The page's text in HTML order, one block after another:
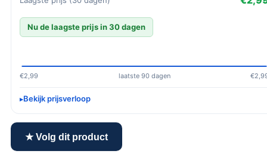
Nu de laagste prijs in 30 dagen
€2,99 laatste 90 dagen
Bekijk prijsverloop
★ Volg dit product